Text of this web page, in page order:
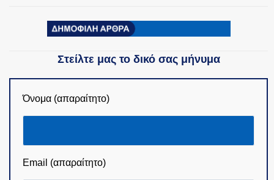
Στείλτε μας το δικό σας μήνυμα
Όνομα (απαραίτητο)
Email (απαραίτητο)